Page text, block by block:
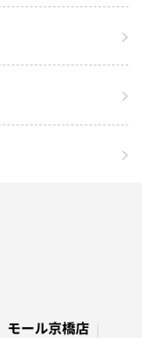
モール京橋店